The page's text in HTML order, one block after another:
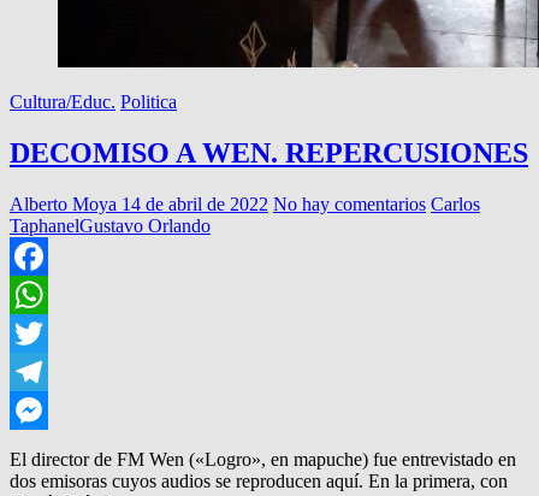
Cultura/Educ. Politica
DECOMISO A WEN. REPERCUSIONES
Alberto Moya 14 de abril de 2022 No hay comentarios Carlos
TaphanelGustavo Orlando
Facebook
WhatsApp
Twitter
Telegram
Messenger
El director de FM Wen («Logro», en mapuche) fue entrevistado en
dos emisoras cuyos audios se reproducen aquí. En la primera, con